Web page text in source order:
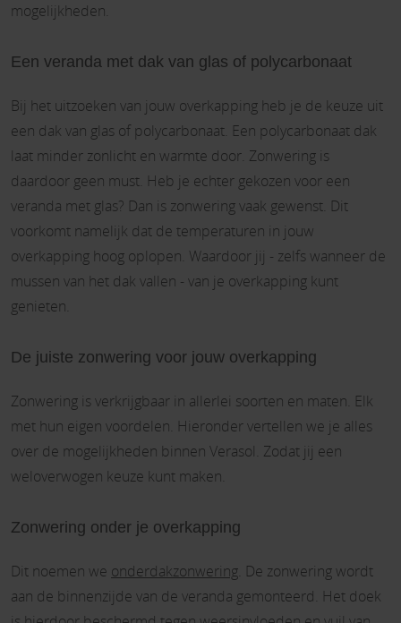
mogelijkheden.
Een veranda met dak van glas of polycarbonaat
Bij het uitzoeken van jouw overkapping heb je de keuze uit
een dak van glas of polycarbonaat. Een polycarbonaat dak
laat minder zonlicht en warmte door. Zonwering is
daardoor geen must. Heb je echter gekozen voor een
veranda met glas? Dan is zonwering vaak gewenst. Dit
voorkomt namelijk dat de temperaturen in jouw
overkapping hoog oplopen. Waardoor jij - zelfs wanneer de
mussen van het dak vallen - van je overkapping kunt
genieten.
De juiste zonwering voor jouw overkapping
Zonwering is verkrijgbaar in allerlei soorten en maten. Elk
met hun eigen voordelen. Hieronder vertellen we je alles
over de mogelijkheden binnen Verasol. Zodat jij een
weloverwogen keuze kunt maken.
Zonwering onder je overkapping
Dit noemen we onderdakzonwering . De zonwering wordt
aan de binnenzijde van de veranda gemonteerd. Het doek